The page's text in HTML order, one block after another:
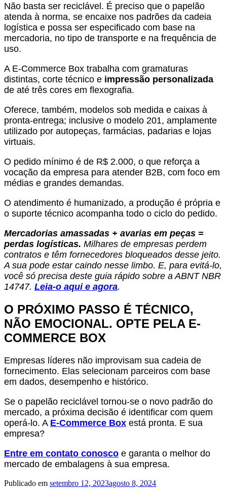
Não basta ser reciclável. É preciso que o papelão
atenda à norma, se encaixe nos padrões da cadeia
logística e possa ser especificado com base na
mercadoria, no tipo de transporte e na frequência de
uso.
A E-Commerce Box trabalha com gramaturas
distintas, corte técnico e impressão personalizada
de até três cores em flexografia.
Oferece, também, modelos sob medida e caixas à
pronta-entrega; inclusive o modelo 201, amplamente
utilizado por autopeças, farmácias, padarias e lojas
virtuais.
O pedido mínimo é de R$ 2.000, o que reforça a
vocação da empresa para atender B2B, com foco em
médias e grandes demandas.
O atendimento é humanizado, a produção é própria e
o suporte técnico acompanha todo o ciclo do pedido.
Mercadorias amassadas + avarias em peças =
perdas logísticas. Milhares de empresas perdem
contratos e têm fornecedores bloqueados desse jeito.
A sua pode estar caindo nesse limbo. E, para evitá-lo,
você só precisa deste guia rápido sobre a ABNT NBR
14747. Leia-o aqui e agora.
O PRÓXIMO PASSO É TÉCNICO,
NÃO EMOCIONAL. OPTE PELA E-
COMMERCE BOX
Empresas líderes não improvisam sua cadeia de
fornecimento. Elas selecionam parceiros com base
em dados, desempenho e histórico.
Se o papelão reciclável tornou-se o novo padrão do
mercado, a próxima decisão é identificar com quem
operá-lo. A E-Commerce Box está pronta. E sua
empresa?
Entre em contato conosco e garanta o melhor do
mercado de embalagens à sua empresa.
Publicado em setembro 12, 2023agosto 8, 2024